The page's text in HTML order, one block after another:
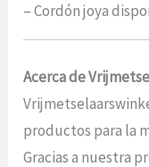
– Cordón joya
Acerca de
productos para la
Gracias a nuestra